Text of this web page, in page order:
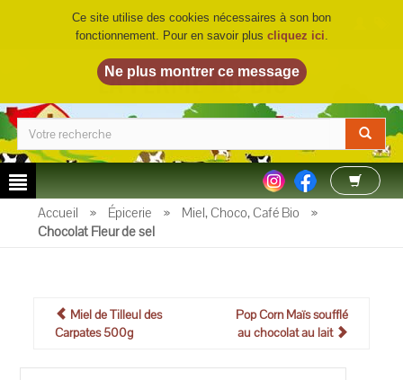
LA FERME DU BIO©
Accueil » Épicerie » Miel, Choco, Café Bio
»
Chocolat Fleur de sel
Miel de Tilleul des
Carpates 500g
Pop Corn Maïs soufflé
au chocolat au lait
Ce site utilise des cookies nécessaires à son bon
fonctionnement. Pour en savoir plus cliquez ici.